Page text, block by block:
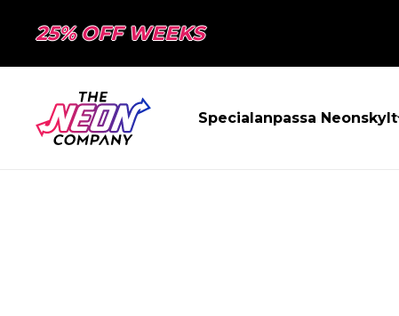
25% OFF WEEKS
Specialanpassa Neonskylt